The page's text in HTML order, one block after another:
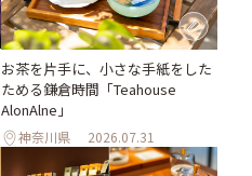
お茶を片手に、小さな手紙をした
ためる鎌倉時間「Teahouse
AlonAlne」
神奈川県 2026.07.31